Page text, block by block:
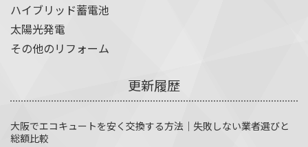
ハイブリッド蓄電池
太陽光発電
その他のリフォーム
更新履歴
大阪でエコキュートを安く交換する方法｜失敗しない業者選びと
総額比較